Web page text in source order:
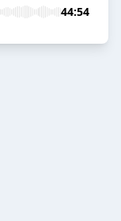
44:54